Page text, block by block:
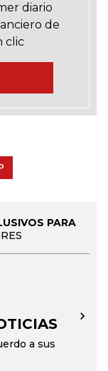
diario
de
clic
PARA
a sus
→